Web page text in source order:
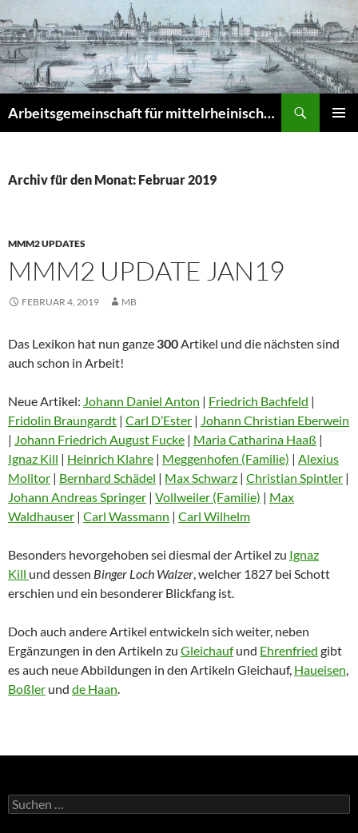
Inhalt
springen
Arbeitsgemeinschaft für mittelrheinische Musikgeschichte e.V. – Musikgeschichte am Mittelrhein (MuGeMiR)
Archiv für den Monat: Februar 2019
MMM2 UPDATES
MMM2 UPDATE JAN19
FEBRUAR 4, 2019 MB
Das Lexikon hat nun ganze 300Artikel und die nächsten sind
auch schon in Arbeit!
Neue Artikel: Johann Daniel Anton | Friedrich Bachfeld |
Fridolin Braungardt | Carl D’Ester | Johann Christian Eberwein
| Johann Friedrich August Fucke | Maria Catharina Haaß |
Ignaz Kill | Heinrich Klahre | Meggenhofen (Familie) | Alexius
Molitor | Bernhard Schädel | Max Schwarz | Christian Spintler |
Johann Andreas Springer | Vollweiler (Familie) | Max
Waldhauser | Carl Wassmann | Carl Wilhelm
Besonders hevorgehoben sei diesmal der Artikel zu Ignaz
Kill und dessen Binger Loch Walzer, welcher 1827 bei Schott
erschien und ein besonderer Blickfang ist.
Doch auch andere Artikel entwickeln sich weiter, neben
Ergänzungen in den Artikeln zu Gleichaufund Ehrenfried gibt
es auch neue Abbildungen in den Artikeln Gleichauf, Haueisen,
Boßler und de Haan.
Suchen
nach: